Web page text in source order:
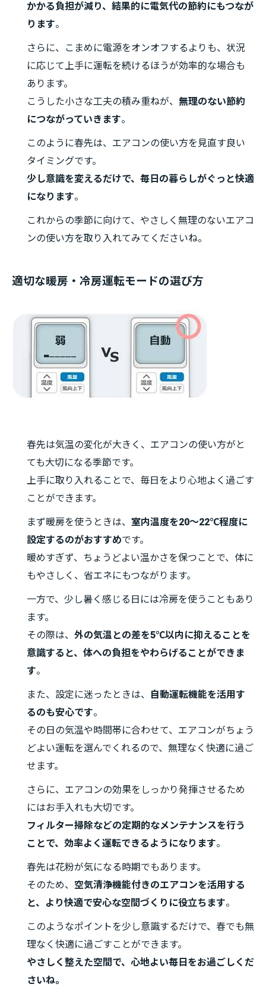
かかる負担が減り、結果的に電気代の節約にもつなが
ります。
さらに、こまめに電源をオンオフするよりも、状況
に応じて上手に運転を続けるほうが効率的な場合も
あります。
こうした小さな工夫の積み重ねが、 無理のない節約
につながっていきます。
このように春先は、エアコンの使い方を見直す良い
タイミングです。
少し意識を変えるだけで、毎日の暮らしがぐっと快適
になります。
これからの季節に向けて、やさしく無理のないエアコ
ンの使い方を取り入れてみてくださいね。
適切な暖房・冷房運転モードの選び方
春先は気温の変化が大きく、エアコンの使い方がと
ても大切になる季節です。
上手に取り入れることで、毎日をより心地よく過ごす
ことができます。
まず暖房を使うときは、 室内温度を20～22℃程度に
設定するのがおすすめです。
暖めすぎず、ちょうどよい温かさを保つことで、体に
もやさしく、省エネにもつながります。
一方で、少し暑く感じる日には冷房を使うこともあり
ます。
その際は、 外の気温との差を5℃以内に抑えることを
意識すると、体への負担をやわらげることができま
す。
また、設定に迷ったときは、
自動運転機能を活用す
るのも安心です。
その日の気温や時間帯に合わせて、エアコンがちょう
どよい運転を選んでくれるので、無理なく快適に過ご
せます。
さらに、エアコンの効果をしっかり発揮させるため
にはお手入れも大切です。
フィルター掃除などの定期的なメンテナンスを行う
ことで、効率よく運転できるようになります。
春先は花粉が気になる時期でもあります。
そのため、 空気清浄機能付きのエアコンを活用する
と、より快適で安心な空間づくりに役立ちます。
このようなポイントを少し意識するだけで、春でも無
理なく快適に過ごすことができます。
やさしく整えた空間で、心地よい毎日をお過ごしくだ
さいね。